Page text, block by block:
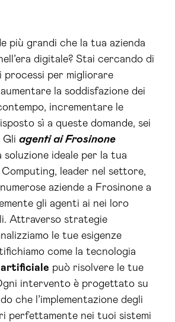
più grandi che la tua azienda
digitale? Stai cercando di
per migliorare
aumentare la soddisfazione dei
incrementare le
sì a queste domande, sei
Gli agenti ai Frosinone
soluzione ideale per la tua
leader nel settore,
aziende a Frosinone a
gli agenti ai nei loro
Attraverso strategie
le tue esigenze
come la tecnologia
può risolvere le tue
intervento è progettato su
che l’implementazione degli
perfettamente nei tuoi sistemi